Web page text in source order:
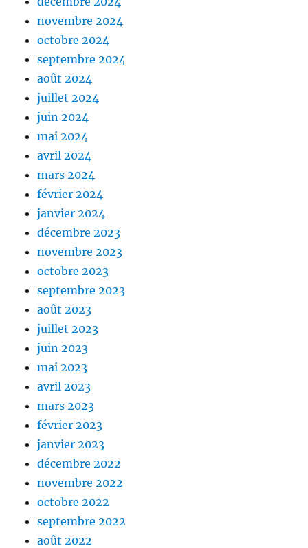
novembre 2024
octobre 2024
septembre 2024
août 2024
juillet 2024
juin 2024
mai 2024
avril 2024
mars 2024
février 2024
janvier 2024
décembre 2023
novembre 2023
octobre 2023
septembre 2023
août 2023
juillet 2023
juin 2023
mai 2023
avril 2023
mars 2023
février 2023
janvier 2023
décembre 2022
novembre 2022
octobre 2022
septembre 2022
août 2022